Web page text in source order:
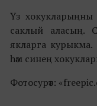
Үз хокукларыңны
саклый аласың.
якларга
һәм синең
Фотосурәт: